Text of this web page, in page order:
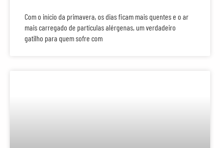
Com o início da primavera, os dias ficam mais quentes e o ar
mais carregado de partículas alérgenas, um verdadeiro
gatilho para quem sofre com